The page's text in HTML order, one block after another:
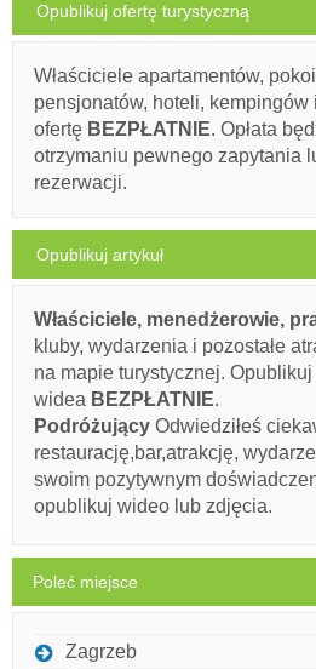
Szybkość wiatru:
piątek,
sobota, 28°C
niedziela,
09.08.2026 27°C
poniedziałek,
10.08.2026 27°C
wtorek,
11.08.2026 27°C
Address:Ulica Ivana Gundulića 6
adres e-mail:jastozera.bepo@gmail.com
WORKING HOURS
Musi odwiedzić(/)
PRZECZYTAJ WIĘCEJ /
Pizzeria Plaža
Ivan Nane (Holiday-Link.Com)
Address:Ribarska ulica 98
Opublikuj ofertę turystyczną
Właściciele apartamentów,
pensjonatów, hoteli,
ofertę BEZPŁATNIE. Opłata
otrzymaniu pewnego zapytania
rezerwacji.
Opublikuj artykuł
Właściciele, menedżerowie,
kluby, wydarzenia i pozostałe
na mapie turystycznej. Opublikuj
widea BEZPŁATNIE.
Podróżujący Odwiedziłeś
restaurację,bar,atrakcję,
swoim pozytywnym
opublikuj wideo lub zdjęcia.
Poleć miejsce
Zagrzeb